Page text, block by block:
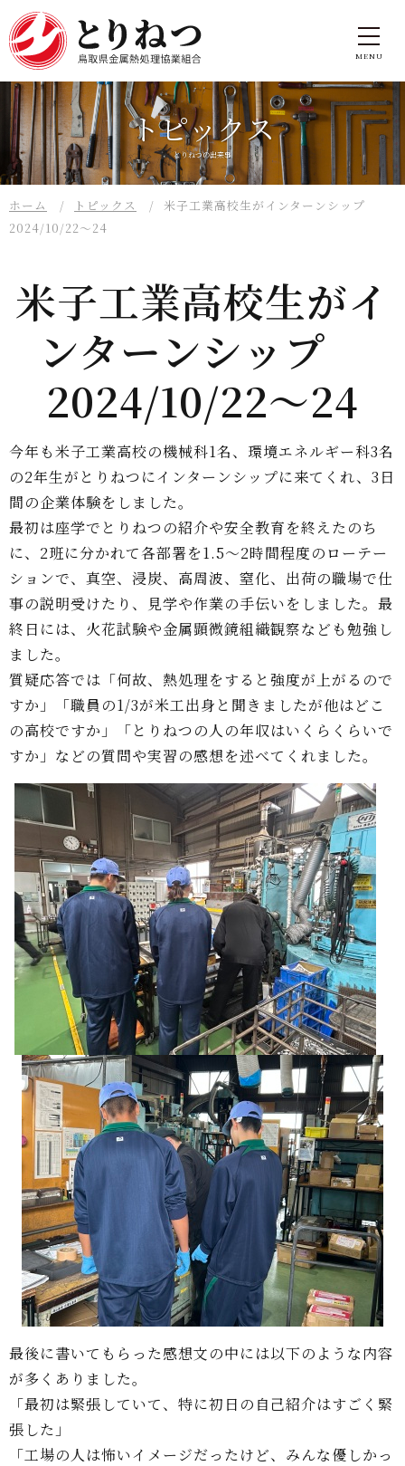
トピックス
とりねつの出来事
ホーム トピックス
米子工業高校生がインターンシップ
2024/10/22～24
米子工業高校生がイ
ンターンシップ
2024/10/22～24
今年も米子工業高校の機械科1名、環境エネルギー科3名
の2年生がとりねつにインターンシップに来てくれ、3日
間の企業体験をしました。
最初は座学でとりねつの紹介や安全教育を終えたのち
に、2班に分かれて各部署を1.5～2時間程度のローテー
ションで、真空、浸炭、高周波、窒化、出荷の職場で仕
事の説明受けたり、見学や作業の手伝いをしました。最
終日には、火花試験や金属顕微鏡組織観察なども勉強し
ました。
質疑応答では「何故、熱処理をすると強度が上がるので
すか」「職員の1/3が米工出身と聞きましたが他はどこ
の高校ですか」「とりねつの人の年収はいくらくらいで
すか」などの質問や実習の感想を述べてくれました。
最後に書いてもらった感想文の中には以下のような内容
が多くありました。
「最初は緊張していて、特に初日の自己紹介はすごく緊
張した」
「工場の人は怖いイメージだったけど、みんな優しかっ